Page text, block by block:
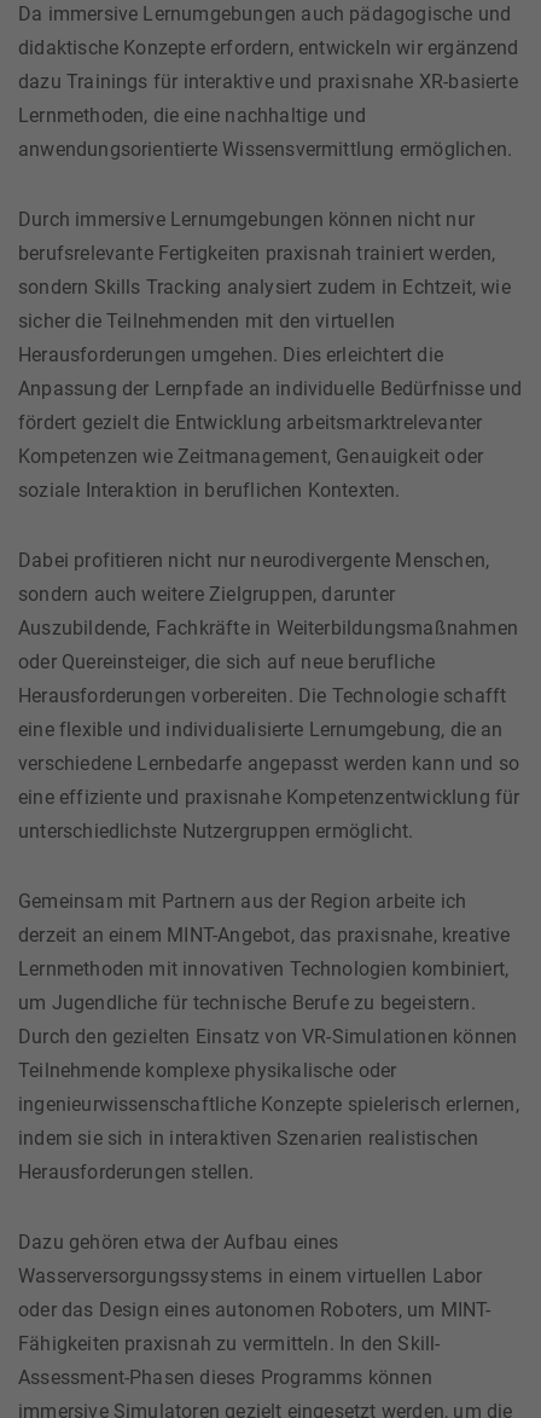
Da immersive Lernumgebungen auch pädagogische und
didaktische Konzepte erfordern, entwickeln wir ergänzend
dazu Trainings für interaktive und praxisnahe XR-basierte
Lernmethoden, die eine nachhaltige und
anwendungsorientierte Wissensvermittlung ermöglichen.
Durch immersive Lernumgebungen können nicht nur
berufsrelevante Fertigkeiten praxisnah trainiert werden,
sondern Skills Tracking analysiert zudem in Echtzeit, wie
sicher die Teilnehmenden mit den virtuellen
Herausforderungen umgehen. Dies erleichtert die
Anpassung der Lernpfade an individuelle Bedürfnisse und
fördert gezielt die Entwicklung arbeitsmarktrelevanter
Kompetenzen wie Zeitmanagement, Genauigkeit oder
soziale Interaktion in beruflichen Kontexten.
Dabei profitieren nicht nur neurodivergente Menschen,
sondern auch weitere Zielgruppen, darunter
Auszubildende, Fachkräfte in Weiterbildungsmaßnahmen
oder Quereinsteiger, die sich auf neue berufliche
Herausforderungen vorbereiten. Die Technologie schafft
eine flexible und individualisierte Lernumgebung, die an
verschiedene Lernbedarfe angepasst werden kann und so
eine effiziente und praxisnahe Kompetenzentwicklung für
unterschiedlichste Nutzergruppen ermöglicht.
Gemeinsam mit Partnern aus der Region arbeite ich
derzeit an einem MINT-Angebot, das praxisnahe, kreative
Lernmethoden mit innovativen Technologien kombiniert,
um Jugendliche für technische Berufe zu begeistern.
Durch den gezielten Einsatz von VR-Simulationen können
Teilnehmende komplexe physikalische oder
ingenieurwissenschaftliche Konzepte spielerisch erlernen,
indem sie sich in interaktiven Szenarien realistischen
Herausforderungen stellen.
Dazu gehören etwa der Aufbau eines
Wasserversorgungssystems in einem virtuellen Labor
oder das Design eines autonomen Roboters, um MINT-
Fähigkeiten praxisnah zu vermitteln. In den Skill-
Assessment-Phasen dieses Programms können
immersive Simulatoren gezielt eingesetzt werden, um die